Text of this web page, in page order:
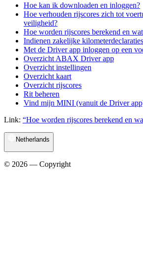
Hoe kan ik downloaden en inloggen?
Hoe verhouden rijscores zich tot
veiligheid?
Hoe worden rijscores berekend en
Indienen zakelijke kilometerdeclaraties
Met de Driver app inloggen op een
Overzicht ABAX Driver app
Overzicht instellingen
Overzicht kaart
Overzicht rijscores
Rit beheren
Vind mijn MINI (vanuit de Driver
Link: “Hoe worden rijscores berekend en
Netherlands
© 2026 — Copyright